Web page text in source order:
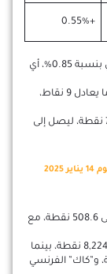
+0.55%
عند نهاية التعاملات، ارتفع مؤشر “داو جونز” الصناعي بنسبة 0.85%، أي
سجل مؤشر “إس آند بي 500” زيادة بنسبة 0.15%، بما يعادل 9 نقاط،
تراجع مؤشر “ناسداك” بنسبة 0.4%، أي بما يعادل 73 نقطة، ليصل إلى
تراجع مؤشر “ستوكس يوروب 600” بنسبة 0.55% إلى 508.6 نقطة، مع
انخفض مؤشر “فوتسي” البريطاني بنسبة 0.3% إلى 8,224 نقطة، بينما
بنسبة 0.4% إلى 20,132 نقطة، و”كاك” الفرنسي